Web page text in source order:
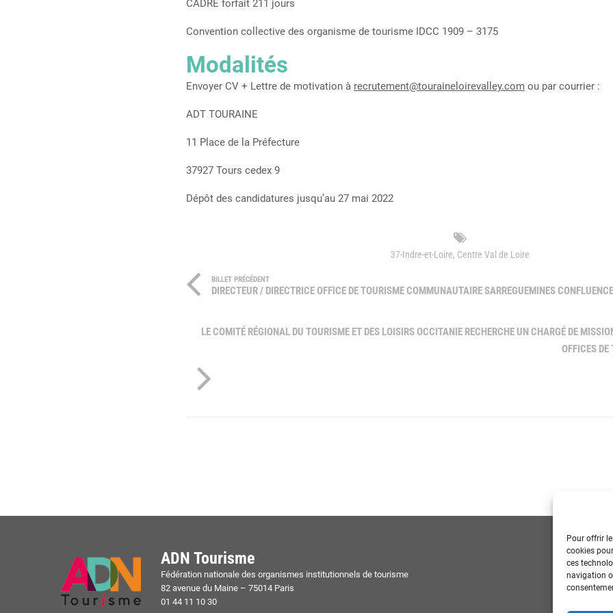
Pour offrir
cookies
ces
navigation
CADRE forfait 211 jours
Convention collective des organisme de tourisme IDCC 1909 – 3175
Modalités
Envoyer CV + Lettre de motivation à recrutement@touraineloirevalley.com ou par courrier :
ADT TOURAINE
11 Place de la Préfecture
37927 Tours cedex 9
Dépôt des candidatures jusqu’au 27 mai 2022
37-Indre-et-Loire, Centre Val de Loire
BILLET PRÉCÉDENT
DIRECTEUR / DIRECTRICE OFFICE DE TOURISME COMMUNAUTAIRE SARREGUEMINES
LE COMITÉ RÉGIONAL DU TOURISME ET DES LOISIRS OCCITANIE RECHERCHE UN CHARGÉ DE
OFFICES
ADN Tourisme
Fédération nationale des organismes institutionnels de tourisme
82 avenue du Maine – 75014 Paris
01 44 11 10 30